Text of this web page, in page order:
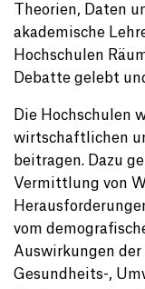
Theorien, Daten
akademische
Hochschulen
Debatte gelebt
Die Hochschulen
wirtschaftlichen
beitragen. Dazu
Vermittlung von
vom
Auswirkungen
Gesundheits-,